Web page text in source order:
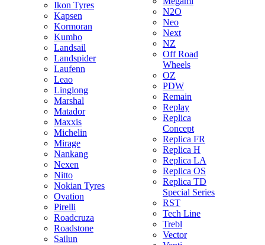
Ikon Tyres
Kapsen
Kormoran
Kumho
Landsail
Landspider
Laufenn
Leao
Linglong
Marshal
Matador
Maxxis
Michelin
Mirage
Nankang
Nexen
Nitto
Nokian Tyres
Ovation
Pirelli
Roadcruza
Roadstone
Sailun
N2O
Neo
Next
NZ
Off Road
Wheels
OZ
PDW
Remain
Replay
Replica
Concept
Replica FR
Replica H
Replica LA
Replica OS
Replica TD
Special Series
RST
Tech Line
Trebl
Vector